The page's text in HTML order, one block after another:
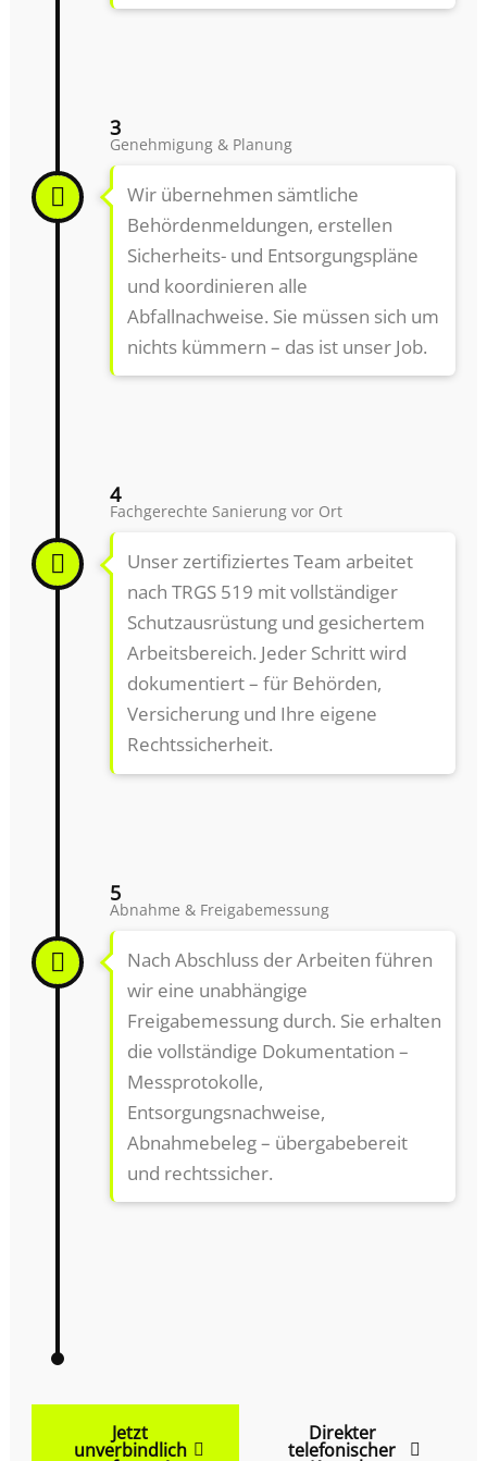
3
Genehmigung & Planung
Wir übernehmen sämtliche
Behördenmeldungen, erstellen
Sicherheits- und Entsorgungspläne
und koordinieren alle
Abfallnachweise. Sie müssen sich um
nichts kümmern – das ist unser Job.
4
Fachgerechte Sanierung vor Ort
Unser zertifiziertes Team arbeitet
nach TRGS 519 mit vollständiger
Schutzausrüstung und gesichertem
Arbeitsbereich. Jeder Schritt wird
dokumentiert – für Behörden,
Versicherung und Ihre eigene
Rechtssicherheit.
5
Abnahme & Freigabemessung
Nach Abschluss der Arbeiten führen
wir eine unabhängige
Freigabemessung durch. Sie erhalten
die vollständige Dokumentation –
Messprotokolle,
Entsorgungsnachweise,
Abnahmebeleg – übergabebereit
und rechtssicher.
Jetzt
unverbindlich
Direkter
telefonischer